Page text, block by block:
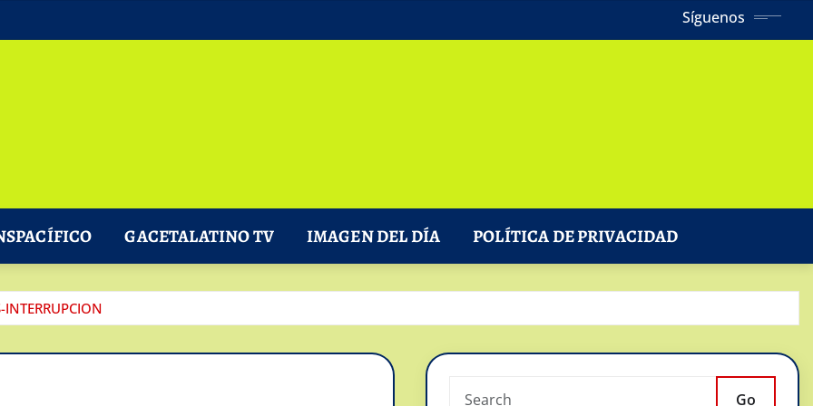
Síguenos
GACETALATINO TV IMAGEN DEL DÍA POLÍTICA DE PRIVACIDAD
Go